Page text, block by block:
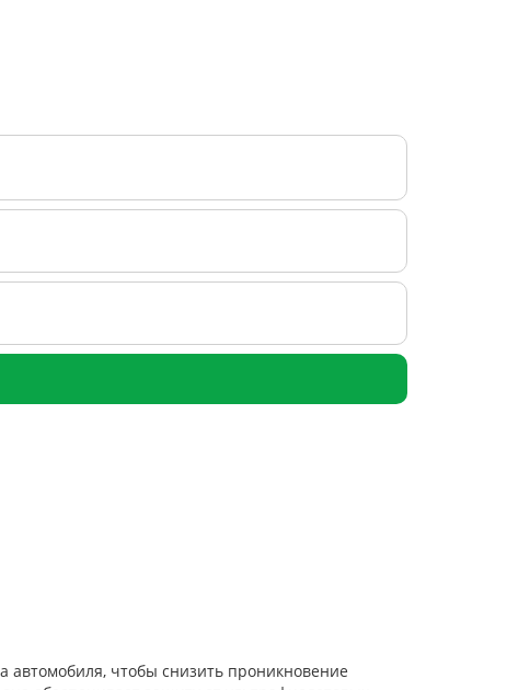
автомобиля, чтобы снизить проникновение